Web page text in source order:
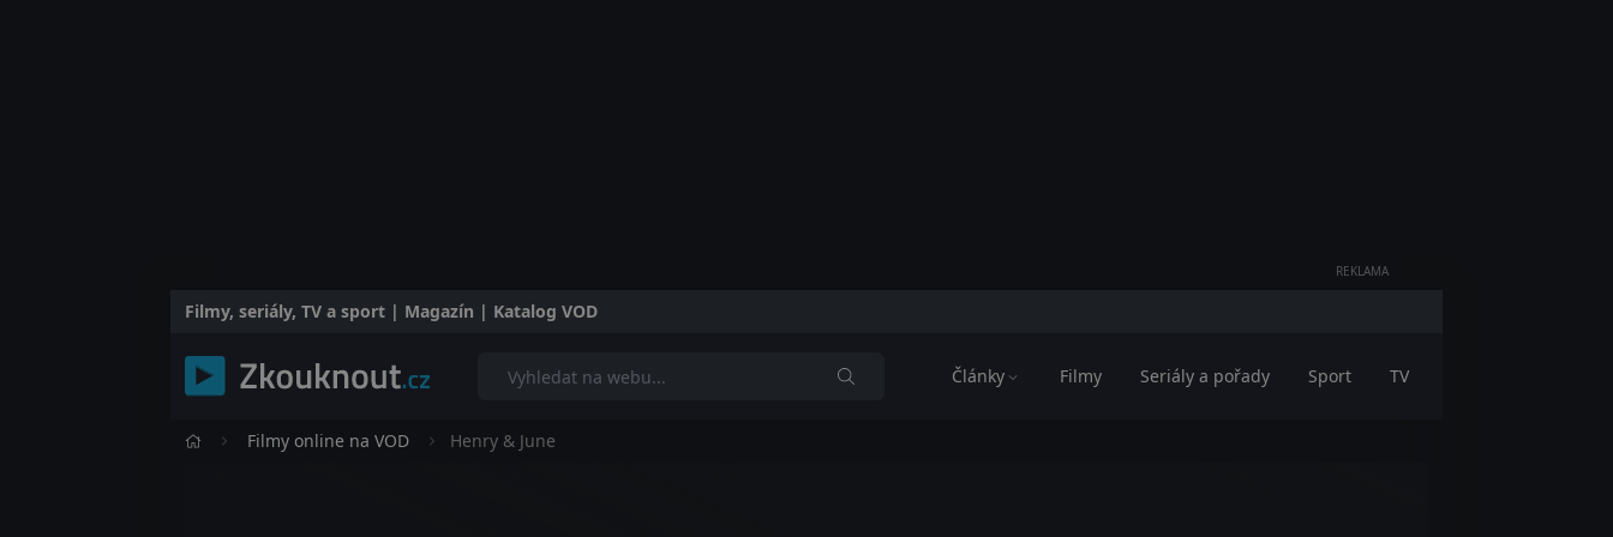
REKLAMA
Filmy, seriály, TV a sport | Magazín | Katalog VOD
Články Filmy Seriály a pořady Sport TV
Filmy online na VOD Henry & June